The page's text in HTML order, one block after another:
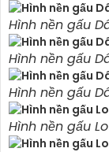
Hình nền gấu
Hình nền gấu
Hình nền gấu
Hình nền gấu